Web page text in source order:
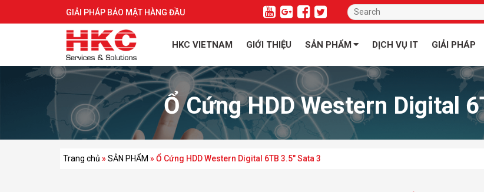
GIẢI PHÁP BẢO MẬT HÀNG ĐẦU
HKC VIETNAM GIỚI THIỆU SẢN PHẨM DỊCH VỤ IT GIẢI PHÁP
Ổ Cứng HDD Western Digital
Trang chủ »SẢN PHẨM »Ổ Cứng HDD Western Digital 6TB 3.5″ Sata 3